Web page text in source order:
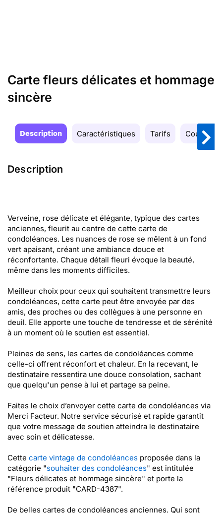
Carte fleurs délicates et hommage
sincère
Description Caractéristiques Tarifs Couleurs
Description
Verveine, rose délicate et élégante, typique des cartes
anciennes, fleurit au centre de cette carte de
condoléances. Les nuances de rose se mêlent à un fond
vert apaisant, créant une ambiance douce et
réconfortante. Chaque détail fleuri évoque la beauté,
même dans les moments difficiles.
Meilleur choix pour ceux qui souhaitent transmettre leurs
condoléances, cette carte peut être envoyée par des
amis, des proches ou des collègues à une personne en
deuil. Elle apporte une touche de tendresse et de sérénité
à un moment où le soutien est essentiel.
Pleines de sens, les cartes de condoléances comme
celle-ci offrent réconfort et chaleur. En la recevant, le
destinataire ressentira une douce consolation, sachant
que quelqu'un pense à lui et partage sa peine.
Faites le choix d’envoyer cette carte de condoléances via
Merci Facteur. Notre service sécurisé et rapide garantit
que votre message de soutien atteindra le destinataire
avec soin et délicatesse.
Cette carte vintage de condoléances proposée dans la
catégorie "souhaiter des condoléances" est intitulée
"Fleurs délicates et hommage sincère" et porte la
référence produit "CARD-4387".
De belles cartes de condoléances anciennes. Qui sont